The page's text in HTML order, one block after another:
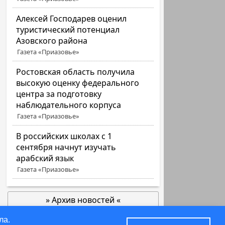
Алексей Господарев оценил
туристический потенциал
Азовского района
Газета «Приазовье»
Ростовская область получила
высокую оценку федерального
центра за подготовку
наблюдательного корпуса
Газета «Приазовье»
В российских школах с 1
сентября начнут изучать
арабский язык
Газета «Приазовье»
» Архив новостей «
позже